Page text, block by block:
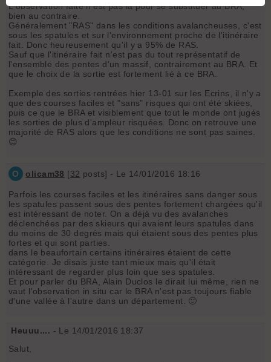
L'observation faite n'est pas la pour se substituer au BRA,
bien au contraire.
Généralement "RAS" dans les conditions avalancheuses, c'est
sous les spatules et sur l'environnement proche de l'itinéraire
fait. Donc heureusement qu'il y a 95% de RAS.
Sauf que l'itinéraire fait n'est pas du tout représentatif de
l'ensemble des pentes d'un massif, contrairement au BRA. Et
que le choix de la sortie est fortement lié à ce BRA.
Exemple des sorties rentrées hier 13-01 sur les Ecrins, il n'y a
que des courses faciles et "sans" risques qui ont été skiées,
puis ce que le BRA et visiblement que tout le monde ont jugés
les sorties de plus d'ampleur risquées. Donc on retrouve une
majorité de RAS alors que les conditions ne sont pas saines.
😊
O olicam38 [32 posts] - Le 14/01/2016 18:16
Parfois les courses faciles et les itinéraires sans danger sous
les spatules passent sous des pentes fortement chargées qu'il
est intéressant de noter. On a déjà vu des avalanches
déclenchées par des skieurs qui avaient leurs spatules dans
du moins de 30 degrés mais qui étaient sous des pentes plus
fortes et qui sont parties.
dans le beaufortain certains itinéraires étaient de cette
catégorie. Je disais juste tant mieux mais qu'il était
intéressant de regarder plus loin que ses spatules.
Et pour parler du BRA, Alain Duclos le dirait lui même, rien ne
vaut l'observation in situ car le BRA n'est pas toujours fiable
d'une vallée à l'autre dans un département. 🙂
Heuuu.... - Le 14/01/2016 18:37
Salut,